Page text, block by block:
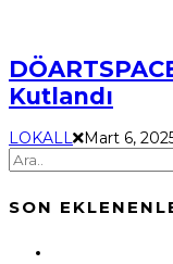
Kutlandı
LOKALL Mart 6,
SON